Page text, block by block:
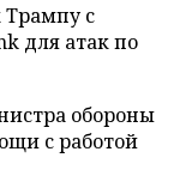
Трампу с
для атак по
обороны
с работой